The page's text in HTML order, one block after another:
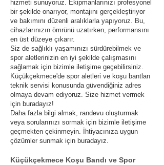
hizmeti sunuyoruz. Ekipmanlarınızı profesyonel
bir şekilde onarıyor, montajını gerçekleştiriyor
ve bakımını düzenli aralıklarla yapıyoruz. Bu,
cihazlarınızın ömrünü uzatırken, performansını
en üst düzeye çıkarır.
Siz de sağlıklı yaşamınızı sürdürebilmek ve
spor aletlerinizin en iyi şekilde çalışmasını
sağlamak için bizimle iletişime geçebilirsiniz.
Küçükçekmece'de spor aletleri ve koşu bantları
teknik servisi konusunda güvendiğiniz adres
olmaya devam ediyoruz. Size hizmet vermek
için buradayız!
Daha fazla bilgi almak, randevu oluşturmak
veya sorularınızı sormak için bizimle iletişime
geçmekten çekinmeyin. İhtiyacınıza uygun
çözümler sunmak için buradayız.
Küçükçekmece Koşu Bandı ve Spor